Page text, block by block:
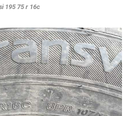
195 75 r 16c